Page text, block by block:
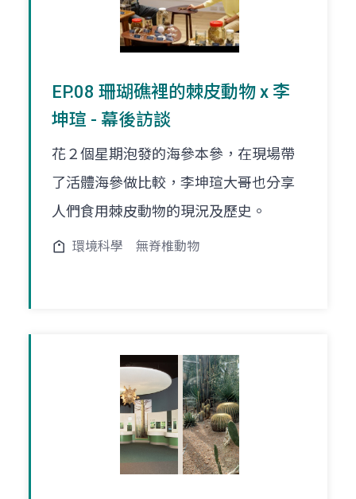
EP.08 珊瑚礁裡的棘皮動物 x 李
坤瑄 - 幕後訪談
花２個星期泡發的海參本參，在現場帶
了活體海參做比較，李坤瑄大哥也分享
人們食用棘皮動物的現況及歷史。
環境科學 無脊椎動物